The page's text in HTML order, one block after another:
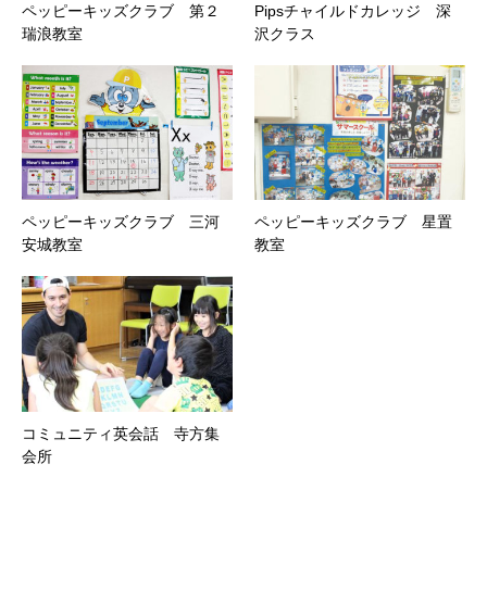
ペッピーキッズクラブ 第２
瑞浪教室
Pipsチャイルドカレッジ 深
沢クラス
ペッピーキッズクラブ 三河
安城教室
ペッピーキッズクラブ 星置
教室
コミュニティ英会話 寺方集
会所